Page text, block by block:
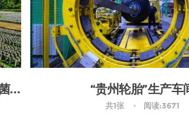
贵州省铜仁市万山区敖寨乡中华村食用菌基地 “贵州轮胎”生产车
共1张 阅读:3671